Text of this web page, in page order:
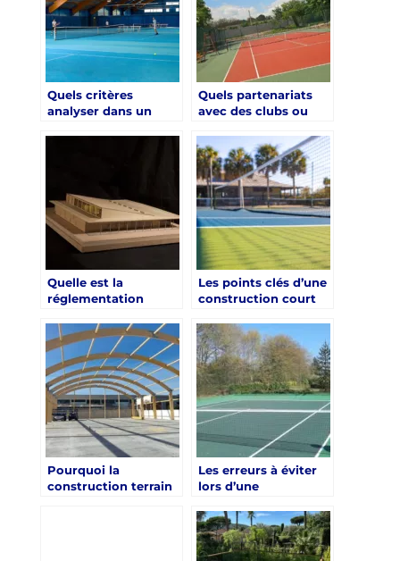
Quels critères
analyser dans un
Quels partenariats
avec des clubs ou
développer ?
Quelle est la
réglementation
généré par un court
de tennis en milieu
urbain ?
Les points clés d’une
construction court
une villa privée
Pourquoi la
construction terrain
Les erreurs à éviter
lors d’une
de tennis Toulon
pour garantir sa
durabilité